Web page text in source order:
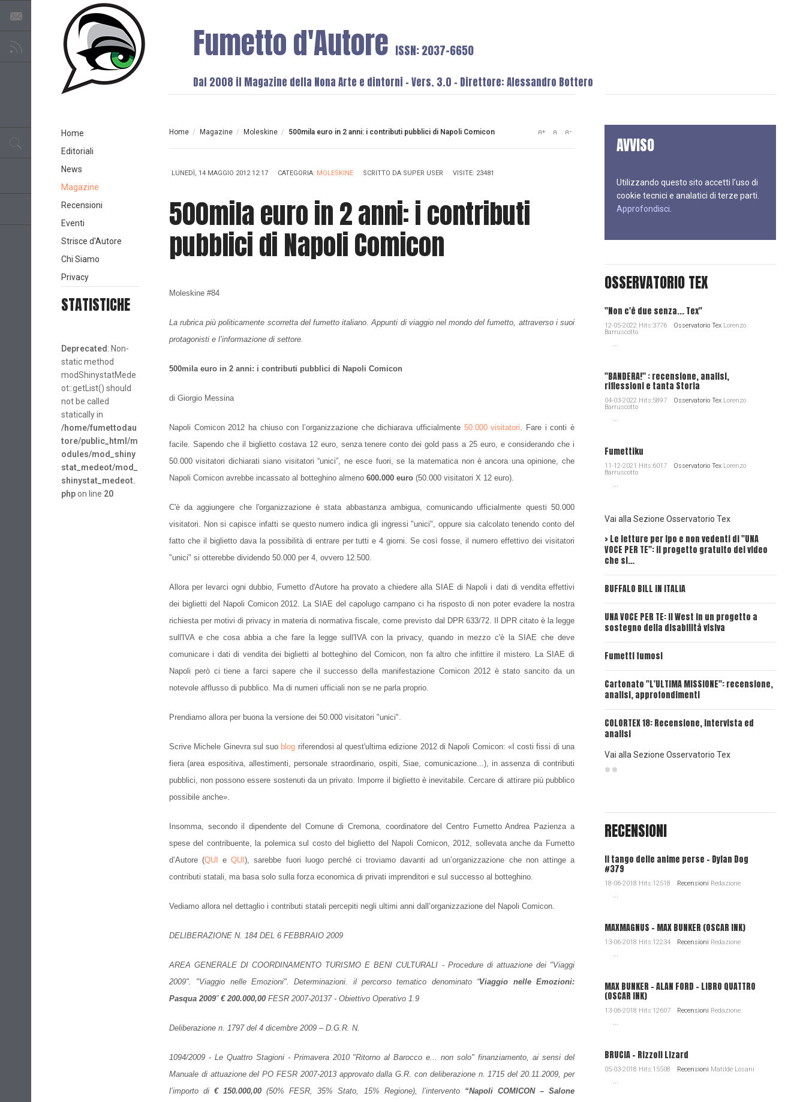
Fumetto d'Autore ISSN: 2037-6650
Dal 2008 il Magazine della Nona Arte e dintorni - Vers. 3.0 - Direttore: Alessandro Bottero
Home / Magazine / Moleskine / 500mila euro in 2 anni: i contributi pubblici di Napoli Comicon
LUNEDÌ, 14 MAGGIO 2012 12:17 CATEGORIA: MOLESKINE SCRITTO DA SUPER USER VISITE: 23481
500mila euro in 2 anni: i contributi
pubblici di Napoli Comicon
Moleskine #84
La rubrica più politicamente scorretta del fumetto italiano. Appunti di viaggio nel mondo del fumetto, attraverso i suoi
protagonisti e l’informazione di settore.
500mila euro in 2 anni: i contributi pubblici di Napoli Comicon
di Giorgio Messina
Napoli Comicon2012 hachiuso con l’organizzazione che dichiarava ufficialmente 50.000 visitatori. Fare i conti è
facile. Sapendo che il biglietto costava 12 euro, senza tenere conto dei gold pass a 25 euro, e considerando che i
50.000 visitatori dichiarati siano visitatori “unici”, ne esce fuori, se la matematica non è ancora una opinione, che
Napoli Comicon avrebbe incassato al botteghino almeno 600.000 euro(50.000 visitatori X 12 euro).
C'è da aggiungere che l'organizzazione è stata abbastanza ambigua, comunicando ufficialmente questi 50.000
visitatori. Non si capisce infatti se questo numero indica gli ingressi "unici", oppure sia calcolato tenendo conto del
fatto che il biglietto dava la possibilità di entrare per tutti e 4 giorni. Se così fosse, il numero effettivo dei visitatori
"unici" si otterebbe dividendo 50.000 per 4, ovvero 12.500.
Allora per levarci ogni dubbio, Fumetto d'Autore ha provato a chiedere alla SIAE di Napoli i dati di vendita effettivi
dei biglietti del Napoli Comicon 2012. La SIAE del capolugo campano ci ha risposto di non poter evadere la nostra
richiesta per motivi di privacy in materia di normativa fiscale, come previsto dal DPR 633/72. Il DPR citato è la legge
sull'IVA e che cosa abbia a che fare la legge sull'IVA con la privacy, quando in mezzo c'è la SIAE che deve
comunicare i dati di vendita dei biglietti al botteghino del Comicon, non fa altro che infittire il mistero. La SIAE di
Napoli però ci tiene a farci sapere che il successo della manifestazione Comicon 2012 è stato sancito da un
notevole afflusso di pubblico. Ma di numeri ufficiali non se ne parla proprio.
Prendiamo allora per buona la versione dei 50.000 visitatori "unici".
Scrive Michele Ginevra sul suo blog riferendosi al quest'ultima edizione 2012 di Napoli Comicon: «I costi fissi di una
fiera (area espositiva, allestimenti, personale straordinario, ospiti, Siae, comunicazione...), in assenza di contributi
pubblici, non possono essere sostenuti da un privato. Imporre il biglietto è inevitabile. Cercare di attirare più pubblico
possibile anche».
Insomma, secondo il dipendente del Comune di Cremona, coordinatore del Centro Fumetto Andrea Pazienza a
spese del contribuente, la polemica sul costo del biglietto del Napoli Comicon, 2012, sollevata anche da Fumetto
d’Autore (QUI eQUI), sarebbe fuori luogo perché ci troviamo davanti ad un’organizzazione che non attinge a
contributi statali, ma basa solo sulla forza economica di privati imprenditori e sul successo al botteghino.
Vediamo allora nel dettaglio i contributi statali percepiti negli ultimi anni dall’organizzazione del Napoli Comicon.
DELIBERAZIONE N. 184 DEL 6 FEBBRAIO 2009
AREA GENERALE DI COORDINAMENTO TURISMO E BENI CULTURALI - Procedure di attuazione dei "Viaggi
2009". "Viaggio nelle Emozioni". Determinazioni. il percorso tematico denominato “Viaggio nelle Emozioni:
Pasqua 2009” € 200.000,00 FESR 2007-20137 - Obiettivo Operativo 1.9
Deliberazione n. 1797 del 4 dicembre 2009 – D.G.R. N.
1094/2009 - Le Quattro Stagioni - Primavera 2010 "Ritorno al Barocco e... non solo"finanziamento, ai sensi del
Manuale di attuazione del PO FESR 2007-2013 approvato dalla G.R. con deliberazione n. 1715 del 20.11.2009, per
l’importo di€ 150.000,00(50% FESR, 35% Stato, 15% Regione), l’intervento “Napoli COMICON – Salone
AVVISO
Utilizzando questo sito accetti l’uso di
cookie tecnici e analatici di terze parti.
Approfondisci
OSSERVATORIO TEX
"Non c'è due senza... Tex"
12-05-2022 Hits:3776 Osservatorio TexLorenzo
Barruscotto
...
"BANDERA!" : recensione, analisi,
riflessioni e tanta Storia
04-03-2022 Hits:5897 Osservatorio TexLorenzo
Barruscotto
...
Fumettiku
11-12-2021 Hits:6017 Osservatorio TexLorenzo
Barruscotto
...
Vai alla Sezione Osservatorio Tex
> Le letture per ipo e non vedenti di "UNA
VOCE PER TE": il progetto gratuito dei video
che si…
BUFFALO BILL IN ITALIA
UNA VOCE PER TE: il West in un progetto a
sostegno della disabilità visiva
Fumetti fumosi
Cartonato "L'ULTIMA MISSIONE": recensione,
analisi, approfondimenti
COLORTEX 18: Recensione, intervista ed
analisi
UNA
UNA
UNA
UNA
Vai alla Sezione Osservatorio Tex
RECENSIONI
Il tango delle anime perse - Dylan Dog
#379
18-06-2018 Hits:12518 Recensioni Redazione
...
MAXMAGNUS – MAX BUNKER (OSCAR INK)
13-06-2018 Hits:12234 Recensioni Redazione
...
MAX BUNKER – ALAN FORD – LIBRO QUATTRO
(OSCAR INK)
13-06-2018 Hits:12607 Recensioni Redazione
...
BRUCIA - Rizzoli Lizard
05-03-2018 Hits:15508 Recensioni Matilde Losani
...
Home
Editoriali
News
Magazine
Recensioni
Eventi
Strisce d'Autore
Chi Siamo
Privacy
STATISTICHE
Deprecated : Non-
static method
modShinystatMede
ot::getList() should
not be called
statically in
/home/fumettodau
tore/public_html/m
odules/mod_shiny
stat_medeot/mod_
shinystat_medeot.
phpon line 20